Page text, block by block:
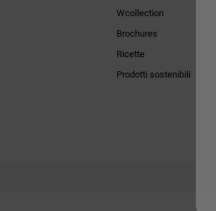
Wcollection
Brochures
Ricette
Prodotti sostenibili